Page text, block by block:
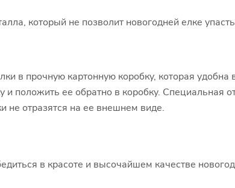
который не позволит новогодней елке
в прочную картонную коробку, которая
положить ее обратно в коробку. Специальная
не отразятся на ее внешнем виде.
в красоте и высочайшем качестве